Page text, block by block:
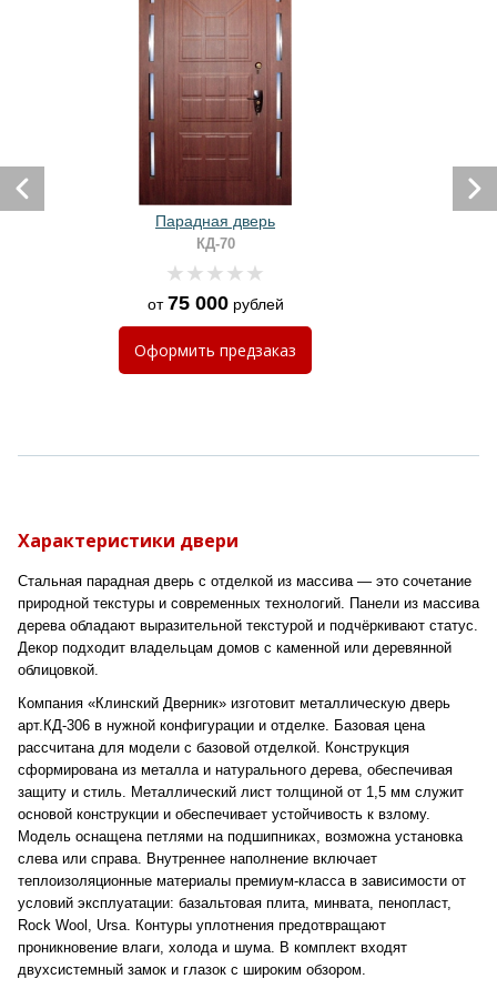
Парадная дверь
КД-70
от75 000рублей
Оформить предзаказ
Характеристики двери
Стальная парадная дверь с отделкой из массива — это сочетание
природной текстуры и современных технологий. Панели из массива
дерева обладают выразительной текстурой и подчёркивают статус.
Декор подходит владельцам домов с каменной или деревянной
облицовкой.
Компания «Клинский Дверник» изготовит металлическую дверь
арт.КД-306 в нужной конфигурации и отделке. Базовая цена
рассчитана для модели с базовой отделкой. Конструкция
сформирована из металла и натурального дерева, обеспечивая
защиту и стиль. Металлический лист толщиной от 1,5 мм служит
основой конструкции и обеспечивает устойчивость к взлому.
Модель оснащена петлями на подшипниках, возможна установка
слева или справа. Внутреннее наполнение включает
теплоизоляционные материалы премиум-класса в зависимости от
условий эксплуатации: базальтовая плита, минвата, пенопласт,
Rock Wool, Ursa. Контуры уплотнения предотвращают
проникновение влаги, холода и шума. В комплект входят
двухсистемный замок и глазок с широким обзором.